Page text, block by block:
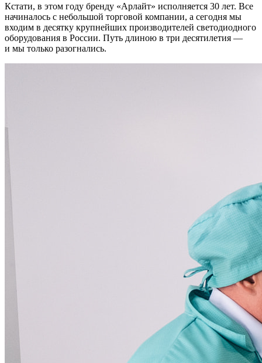
Кстати, в этом году бренду «Арлайт» исполняется 30 лет. Все
начиналось с небольшой торговой компании, а сегодня мы
входим в десятку крупнейших производителей светодиодного
оборудования в России. Путь длиною в три десятилетия —
и мы только разогнались.